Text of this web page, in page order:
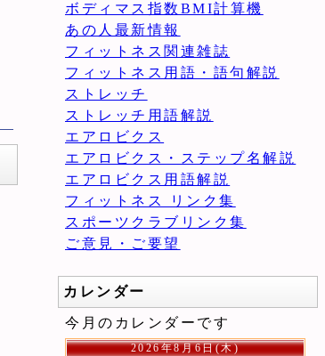
ボディマス指数BMI計算機
あの人最新情報
フィットネス関連雑誌
フィットネス用語・語句解説
ストレッチ
ストレッチ用語解説
エアロビクス
エアロビクス・ステップ名解説
エアロビクス用語解説
フィットネス リンク集
スポーツクラブリンク集
ご意見・ご要望
カレンダー
今月のカレンダーです
2026年8月6日(木)